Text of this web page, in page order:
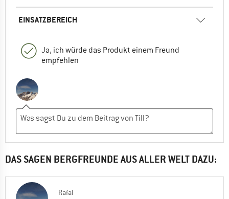
EINSATZBEREICH
Ja, ich würde das Produkt einem Freund
empfehlen
DAS SAGEN BERGFREUNDE AUS ALLER WELT DAZU:
Rafal